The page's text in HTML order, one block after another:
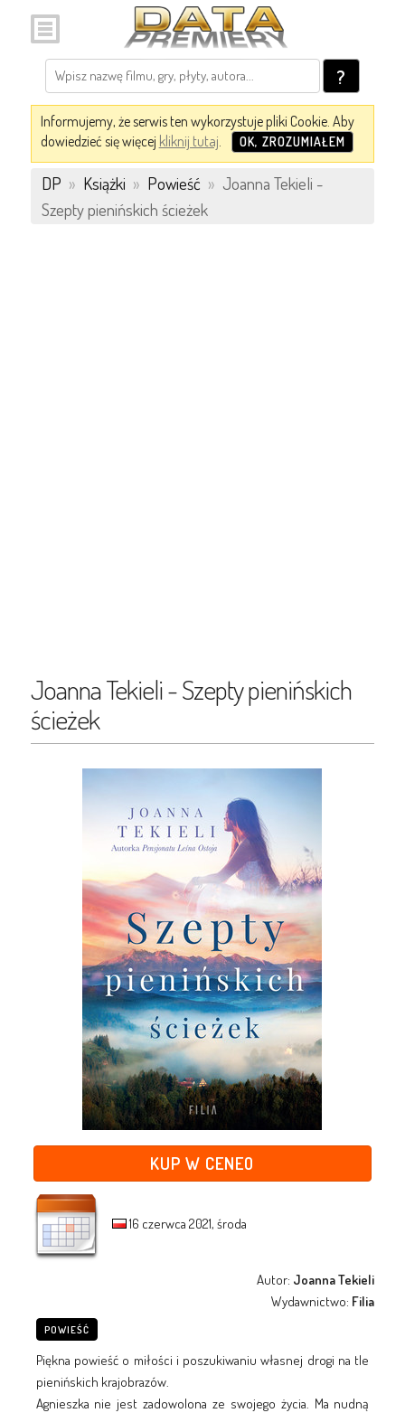
?
Informujemy, że serwis ten wykorzystuje pliki Cookie. Aby
dowiedzieć się więcej kliknij tutaj. OK, ZROZUMIAŁEM
DP » Książki » Powieść » Joanna Tekieli -
Szepty pienińskich ścieżek
Joanna Tekieli - Szepty pienińskich
ścieżek
KUP W CENEO
16 czerwca 2021, środa
Autor: Joanna Tekieli
Wydawnictwo: Filia
POWIEŚĆ
Piękna powieść o miłości i poszukiwaniu własnej drogi na tle
pienińskich krajobrazów.
Agnieszka nie jest zadowolona ze swojego życia. Ma nudną